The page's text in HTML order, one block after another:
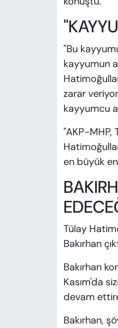
"Bu
kayyumun
zarar
kayyumcu
"AKP-
en büyük
Tülay
Bakırhan
Bakırhan
Kasım'da
devam
Bakırhan,